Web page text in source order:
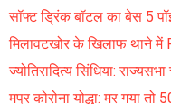
सॉफ्ट ड्रिंक बॉटल का बेस 5
मिलावटखोर के खिलाफ थाने में
ज्योतिरादित्य सिंधिया:
मप्र कोरोना योद्धा: मर गया